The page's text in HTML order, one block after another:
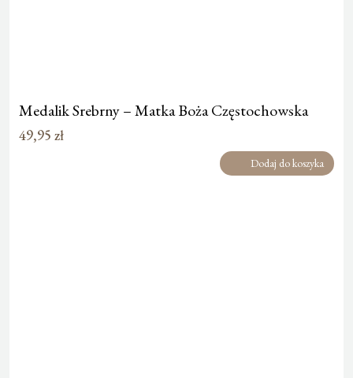
Medalik Srebrny – Matka Boża Częstochowska
49,95 zł
Dodaj do koszyka